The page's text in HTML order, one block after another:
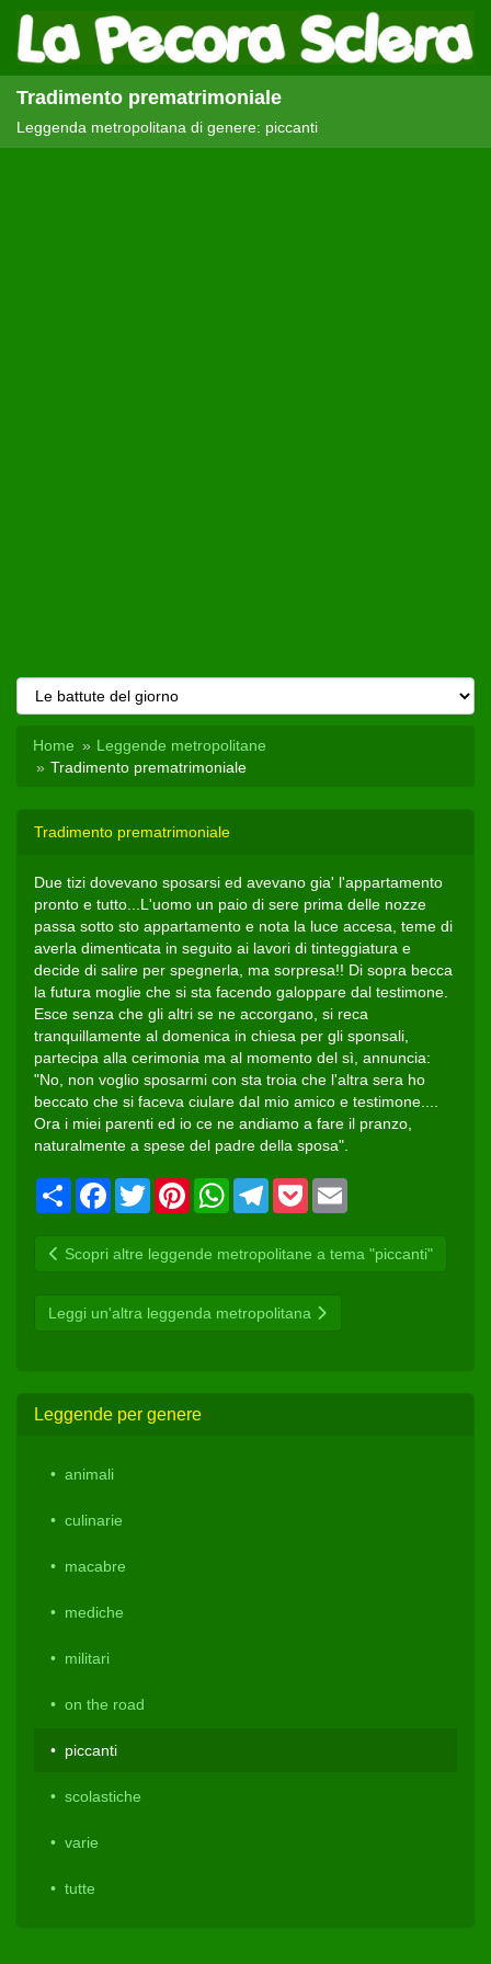
Tradimento prematrimoniale
Leggenda metropolitana di genere: piccanti
Home
Leggende metropolitane
Tradimento prematrimoniale
Tradimento prematrimoniale
Due tizi dovevano sposarsi ed avevano gia' l'appartamento
pronto e tutto...L'uomo un paio di sere prima delle nozze
passa sotto sto appartamento e nota la luce accesa, teme di
averla dimenticata in seguito ai lavori di tinteggiatura e
decide di salire per spegnerla, ma sorpresa!! Di sopra becca
la futura moglie che si sta facendo galoppare dal testimone.
Esce senza che gli altri se ne accorgano, si reca
tranquillamente al domenica in chiesa per gli sponsali,
partecipa alla cerimonia ma al momento del sì, annuncia:
"No, non voglio sposarmi con sta troia che l'altra sera ho
beccato che si faceva ciulare dal mio amico e testimone....
Ora i miei parenti ed io ce ne andiamo a fare il pranzo,
naturalmente a spese del padre della sposa".
CondividiFacebook
Twitter PinterestWhatsAppTelegram
Pocket
Scopri altre leggende metropolitane a tema "piccanti"
Leggi un'altra leggenda metropolitana
Leggende per genere
animali
culinarie
macabre
mediche
militari
on the road
piccanti
scolastiche
varie
tutte